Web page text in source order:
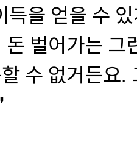
득을 얻을 수
돈 벌어가는 그
수 없거든요.